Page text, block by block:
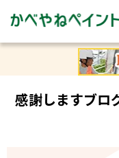
感謝しま
感謝しますブロ